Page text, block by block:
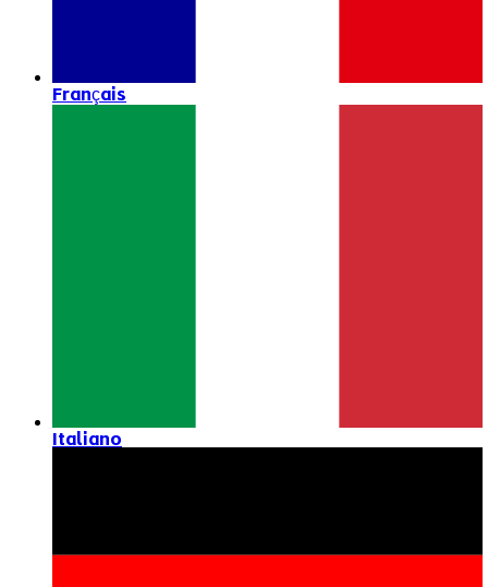
Français
Italiano